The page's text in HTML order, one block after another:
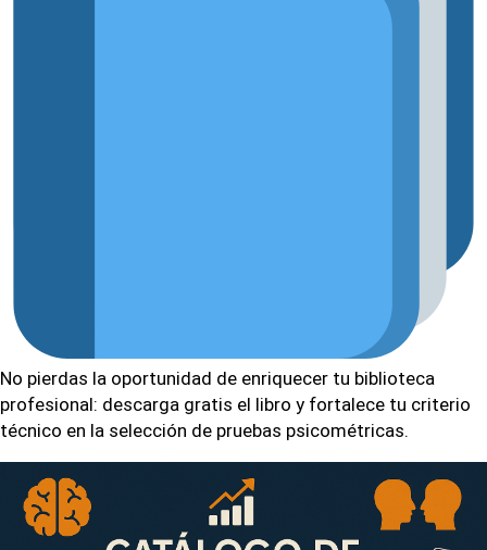
No pierdas la oportunidad de enriquecer tu biblioteca
profesional: descarga gratis el libro y fortalece tu criterio
técnico en la selección de pruebas psicométricas.